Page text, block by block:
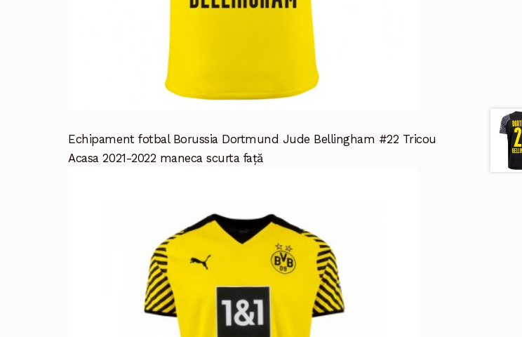
Echipament fotbal Borussia Dortmund Jude Bellingham #22 Tricou
Acasa 2021-2022 maneca scurta față